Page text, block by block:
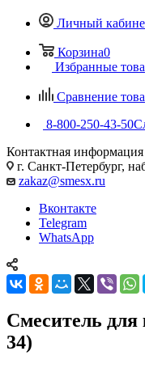
Личный
Корзина0
Избранные
Сравнение
8-800-250-43-50
Контактная информация
г. Санкт-Петербург,
zakaz@smesx.ru
Вконтакте
Telegram
WhatsApp
Смеситель для
34)